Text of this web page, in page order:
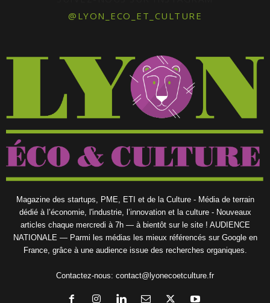
@LYON_ECO_ET_CULTURE
Magazine des startups, PME, ETI et de la Culture - Média de terrain
dédié à l’économie, l'industrie, l’innovation et la culture - Nouveaux
articles chaque mercredi à 7h — à bientôt sur le site ! AUDIENCE
NATIONALE — Parmi les médias les mieux référencés sur Google en
France, grâce à une audience issue des recherches organiques.
Contactez-nous: contact@lyonecoetculture.fr